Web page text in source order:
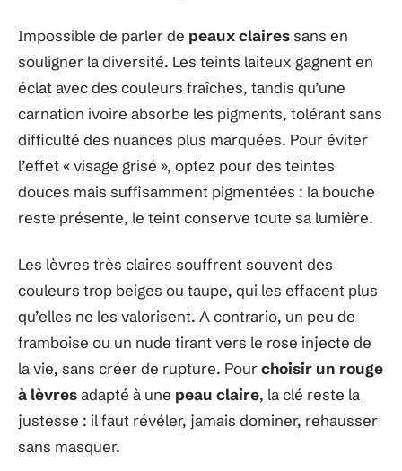
Impossible de parler de peaux clairessans en
souligner la diversité. Les teints laiteux gagnent en
éclat avec des couleurs fraîches, tandis qu’une
carnation ivoire absorbe les pigments, tolérant sans
difficulté des nuances plus marquées. Pour éviter
l’effet « visage grisé », optez pour des teintes
douces mais suffisamment pigmentées : la bouche
reste présente, le teint conserve toute sa lumière.
Les lèvres très claires souffrent souvent des
couleurs trop beiges ou taupe, qui les effacent plus
qu’elles ne les valorisent. A contrario, un peu de
framboise ou un nude tirant vers le rose injecte de
la vie, sans créer de rupture. Pourchoisir un rouge
à lèvresadapté à une peau claire, la clé reste la
justesse : il faut révéler, jamais dominer, rehausser
sans masquer.